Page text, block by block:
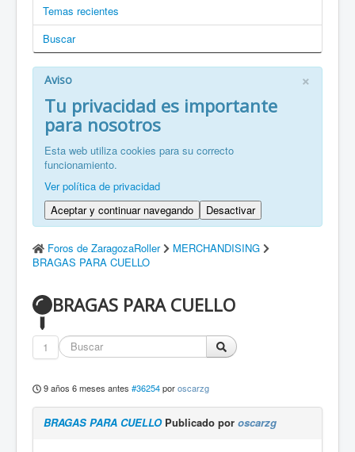
PT: Bem vindo a ZaragozaRoller!
CAT: Benvingut a ZaragozaRoller!
GAL: Benvido a ZaragozaRoller!
FR: Bienvenu à ZaragozaRoller!
ZH: 欢迎来到萨拉戈萨轮滑协会！
Temas recientes
Buscar
×
Aviso
Tu privacidad es importante
para nosotros
Esta web utiliza cookies para su correcto
funcionamiento.
Ver política de privacidad
Aceptar y continuar navegando
Desactivar
Foros de ZaragozaRoller
MERCHANDISING
BRAGAS PARA CUELLO
BRAGAS PARA CUELLO
1
9 años 6 meses antes #36254poroscarzg
BRAGAS PARA CUELLOPublicado por oscarzg